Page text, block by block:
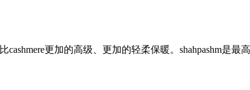
更加的高级、更加的轻柔保暖。shahpashm是最